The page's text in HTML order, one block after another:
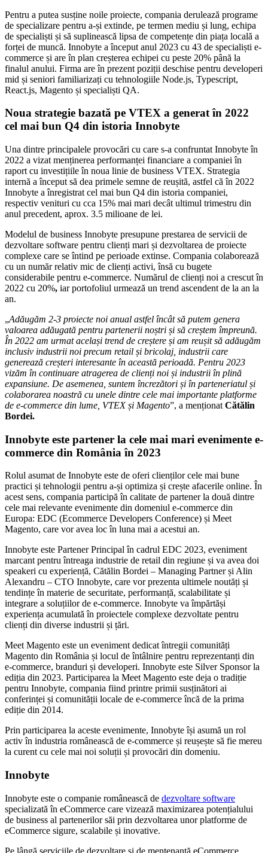
Pentru a putea susține noile proiecte, compania derulează programe
de specializare pentru a-și extinde, pe termen mediu și lung, echipa
de specialiști și să suplinească lipsa de competențe din piața locală a
forței de muncă. Innobyte a început anul 2023 cu 43 de specialiști e-
commerce și are în plan creșterea echipei cu peste 20% până la
finalul anului. Firma are în prezent poziții deschise pentru developeri
mid și seniori familiarizați cu tehnologiile Node.js, Typescript,
React.js, Magento și specialiști QA.
Noua strategie bazată pe VTEX a generat în 2022
cel mai bun Q4 din istoria Innobyte
Una dintre principalele provocări cu care s-a confruntat Innobyte în
2022 a vizat menținerea performanței financiare a companiei în
raport cu investițiile în noua linie de business VTEX. Strategia
internă a început să dea primele semne de reușită, astfel că în 2022
Innobyte a înregistrat cel mai bun Q4 din istoria companiei,
respectiv venituri cu cca 15% mai mari decât ultimul trimestru din
anul precedent, aprox. 3.5 milioane de lei.
Modelul de business Innobyte presupune prestarea de servicii de
dezvoltare software pentru clienți mari și dezvoltarea de proiecte
complexe care se întind pe perioade extinse. Compania colaborează
cu un număr relativ mic de clienți activi, însă cu bugete
considerabile pentru e-commerce. Numărul de clienți noi a crescut în
2022 cu 20%, iar portofoliul urmează un trend ascendent de la an la
an.
„Adăugăm 2-3 proiecte noi anual astfel încât să putem genera
valoarea adăugată pentru partenerii noștri și să creștem împreună.
În 2022 am urmat același trend de creștere și am reușit să adăugăm
inclusiv industrii noi precum retail și bricolaj, industrii care
generează creșteri interesante în această perioadă. Pentru 2023
vizăm în continuare atragerea de clienți noi și industrii în plină
expansiune. De asemenea, suntem încrezători și în parteneriatul și
colaborarea noastră cu unele dintre cele mai importante platforme
de e-commerce din lume, VTEX și Magento”, a menționat Cătălin
Bordei.
Innobyte este partener la cele mai mari evenimente e-
commerce din România în 2023
Rolul asumat de Innobyte este de oferi clienților cele mai bune
practici și tehnologii pentru a-și optimiza și crește afacerile online. În
acest sens, compania participă în calitate de partener la două dintre
cele mai relevante evenimente din domeniul e-commerce din
Europa: EDC (Ecommerce Developers Conference) și Meet
Magento, care vor avea loc în luna mai a acestui an.
Innobyte este Partener Principal în cadrul EDC 2023, eveniment
marcant pentru întreaga industrie de retail din regiune și va avea doi
speakeri cu experiență, Cătălin Bordei – Managing Partner și Alin
Alexandru – CTO Innobyte, care vor prezenta ultimele noutăți și
tendințe în materie de securitate, performanță, scalabilitate și
integrare a soluțiilor de e-commerce. Innobyte va împărtăși
experiența acumulată în proiectele complexe dezvoltate pentru
clienți din diverse industrii și țări.
Meet Magento este un eveniment dedicat întregii comunități
Magento din România și locul de întâlnire pentru reprezentanți din
e-commerce, branduri și developeri. Innobyte este Silver Sponsor la
ediția din 2023. Participarea la Meet Magento este deja o tradiție
pentru Innobyte, compania fiind printre primii susținători ai
conferinței și comunității locale de e-commerce încă de la prima
ediție din 2014.
Prin participarea la aceste evenimente, Innobyte își asumă un rol
activ în industria românească de e-commerce și reușește să fie mereu
la curent cu cele mai noi soluții și provocări din domeniu.
Innobyte
Innobyte este o companie românească de dezvoltare software
specializată în eCommerce care vizează maximizarea potențialului
de business al partenerilor săi prin dezvoltarea unor platforme de
eCommerce sigure, scalabile și inovative.
Pe lângă serviciile de dezvoltare și de mentenanță eCommerce